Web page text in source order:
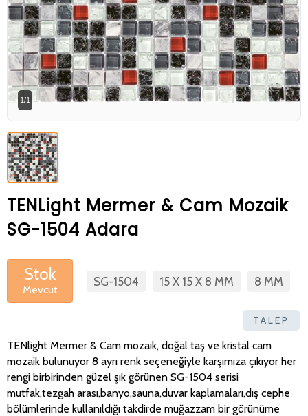
1/1
TENLight Mermer & Cam Mozaik
SG-1504 Adara
Stok
Mevcut
SG-1504 15 X 15 X 8 MM 8 MM
TALEP
TENlight Mermer & Cam mozaik, doğal taş ve kristal cam
mozaik bulunuyor 8 ayrı renk seçeneğiyle karşımıza çıkıyor her
rengi birbirinden güzel şık görünen SG-1504 serisi
mutfak,tezgah arası,banyo,sauna,duvar kaplamaları,dış cephe
bölümlerinde kullanıldığı takdirde muğazzam bir görünüme
gönderdikten sonra tarafımıza bilgi
vermeniz faydalı olacaktır.
Özgeçmişlerinizi yandaki formdan
bizlere ulaştırabilirsiniz. Bizi tercih
ettiğiniz için teşekkür ederiz.